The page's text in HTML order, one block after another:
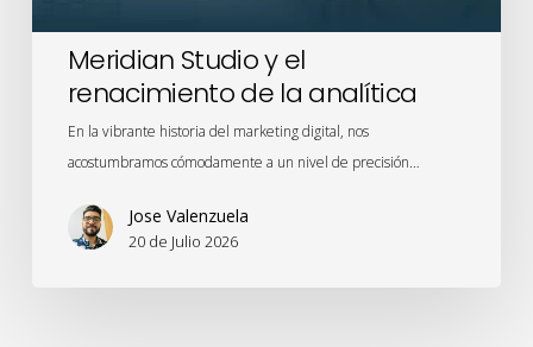
Meridian Studio y el
renacimiento de la analítica
En la vibrante historia del marketing digital, nos
acostumbramos cómodamente a un nivel de precisión…
Jose Valenzuela
20 de Julio 2026